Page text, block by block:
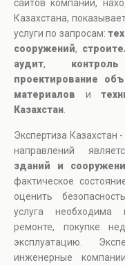
сайтов компаний,
Казахстана,
услуги по запросам:
сооружений,
аудит,
проектирование
материалов и
Казахстан
Экспертиза Казахстан
направлений
зданий и
фактическое
оценить
услуга необходима
ремонте, покупке
эксплуатацию.
инженерные